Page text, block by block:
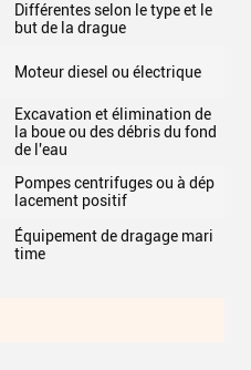
Différentes selon le type et le
but de la drague
Moteur diesel ou électrique
Excavation et élimination de
la boue ou des débris du fond
de l'eau
Pompes centrifuges ou à dép
lacement positif
Équipement de dragage mari
time